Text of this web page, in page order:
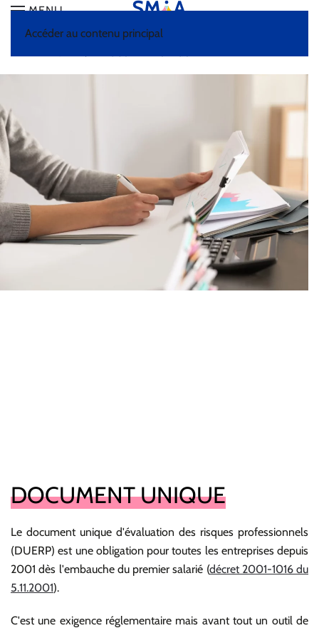
Accéder au contenu principal
MENU
DOCUMENTATION
DOCUMENT UNIQUE
Le document unique d'évaluation des risques professionnels
(DUERP) est une obligation pour toutes les entreprises depuis
2001 dès l'embauche du premier salarié (décret 2001-1016 du
5.11.2001).
C'est une exigence réglementaire mais avant tout un outil de